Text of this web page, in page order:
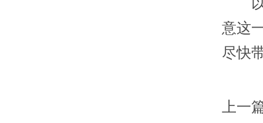
以
意这
尽快
上一